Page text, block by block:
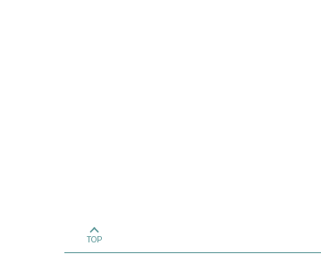
TOP